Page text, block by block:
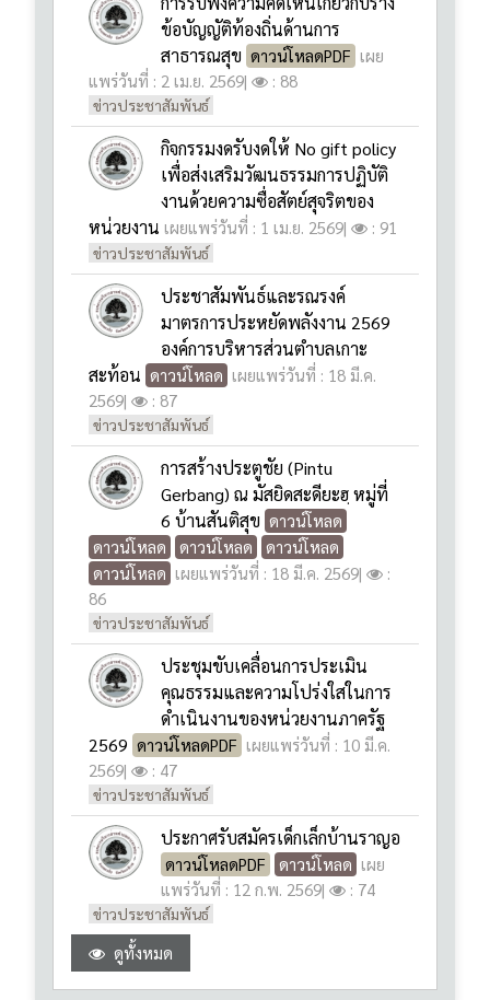
ข่าวประชาสัมพันธ์
กิจกรรมงดรับงดให้ No gift policy
เพื่อส่งเสริมวัฒนธรรมการปฏิบัติ
งานด้วยความซื่อสัตย์สุจริตของ
หน่วยงาน เผยแพร่วันที่ : 1 เม.ย. 2569| : 91
ข่าวประชาสัมพันธ์
ประชาสัมพันธ์และรณรงค์
มาตรการประหยัดพลังงาน 2569
องค์การบริหารส่วนตำบลเกาะ
สะท้อน ดาวน์โหลด เผยแพร่วันที่ : 18 มี.ค.
2569| : 87
ข่าวประชาสัมพันธ์
การสร้างประตูชัย (Pintu
Gerbang) ณ มัสยิดสะดียะฮฺ หมู่ที่
6 บ้านสันติสุข
ดาวน์โหลด
ดาวน์โหลด
ดาวน์โหลด
ดาวน์โหลด เผยแพร่วันที่ : 18 มี.ค. 2569
:
86
ข่าวประชาสัมพันธ์
ประชุมขับเคลื่อนการประเมิน
ดำเนินงานของหน่วยงานภาครัฐ
2569 ดาวน์โหลดPDF เผยแพร่วันที่ : 10 มี.ค.
2569| : 47
ข่าวประชาสัมพันธ์
ประกาศรับสมัครเด็กเล็กบ้านราญอ
ดาวน์โหลดPDF
แพร่วันที่ : 12 ก.พ. 2569
ข่าวประชาสัมพันธ์
ดูทั้งหมด
e-GP ระบบจัดซื้อจัดจ้างภาครัฐ